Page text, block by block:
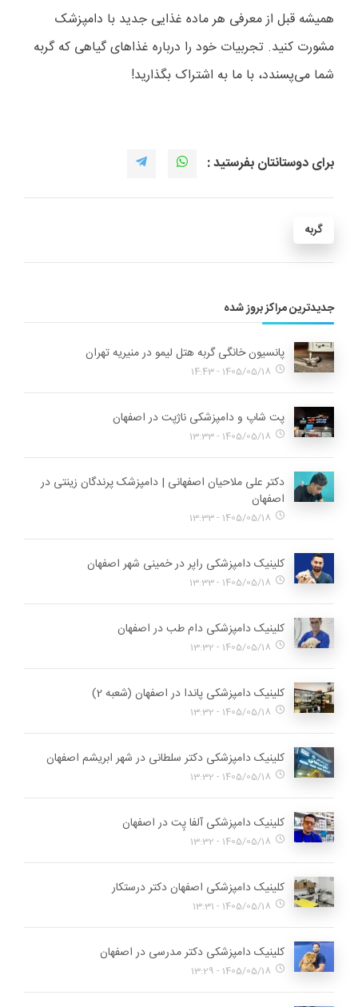
همیشه قبل از معرفی هر ماده غذایی جدید با دامپزشک
مشورت کنید. تجربیات خود را درباره غذاهای گیاهی که گربه
شما می‌پسندد، با ما به اشتراک بگذارید!
برای دوستانتان بفرستید :
گربه
جدیدترین مراکز بروز شده
پانسیون خانگی گربه هتل لیمو در منیریه تهران
1405/05/18 - 14:43
پت شاپ و دامپزشکی ناژپت در اصفهان
1405/05/18 - 13:33
دکتر علی ملاحیان اصفهانی | دامپزشک پرندگان زینتی در
اصفهان
1405/05/18 - 13:33
کلینیک دامپزشکی راپر در خمینی شهر اصفهان
1405/05/18 - 13:33
کلینیک دامپزشکی دام طب در اصفهان
1405/05/18 - 13:32
کلینیک دامپزشکی پاندا در اصفهان (شعبه 2)
1405/05/18 - 13:32
کلینیک دامپزشکی دکتر سلطانی در شهر ابریشم اصفهان
1405/05/18 - 13:32
کلینیک دامپزشکی آلفا پِت در اصفهان
1405/05/18 - 13:32
کلینیک دامپزشکی اصفهان دکتر درستکار
1405/05/18 - 13:31
کلینیک دامپزشکی دکتر مدرسی در اصفهان
1405/05/18 - 13:29